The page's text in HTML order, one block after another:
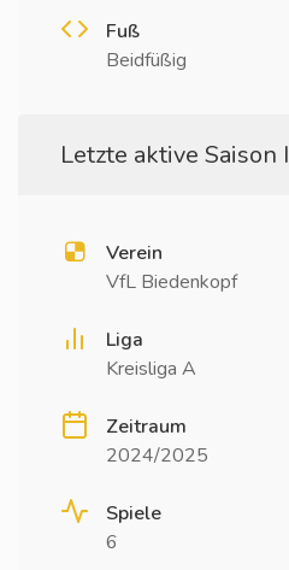
Fuß
Beidfüßig
Letzte aktive Saison I
Verein
VfL Biedenkopf
Liga
Kreisliga A
Zeitraum
2024/2025
Spiele
6